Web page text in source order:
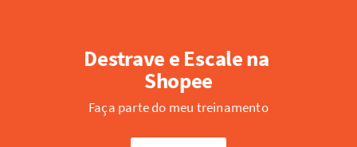
Destrave e Escale na
Shopee
Faça parte do meu treinamento